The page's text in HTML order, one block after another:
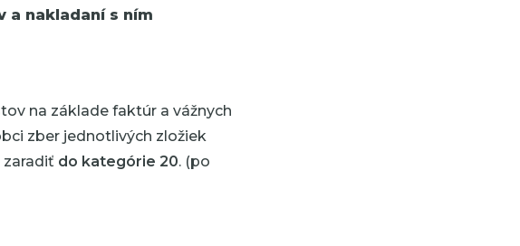
a nakladaní s ním
na základe faktúr a vážnych
zber jednotlivých zložiek
do kategórie 20. (po